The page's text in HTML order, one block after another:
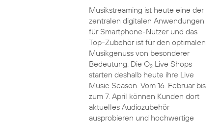
Musikstreaming ist heute eine der
zentralen digitalen Anwendungen
für Smartphone-Nutzer und das
Top-Zubehör ist für den optimalen
Musikgenuss von besonderer
Bedeutung. Die O2Live Shops
starten deshalb heute ihre Live
Music Season. Vom 16. Februar bis
zum 7. April können Kunden dort
aktuelles Audiozubehör
ausprobieren und hochwertige